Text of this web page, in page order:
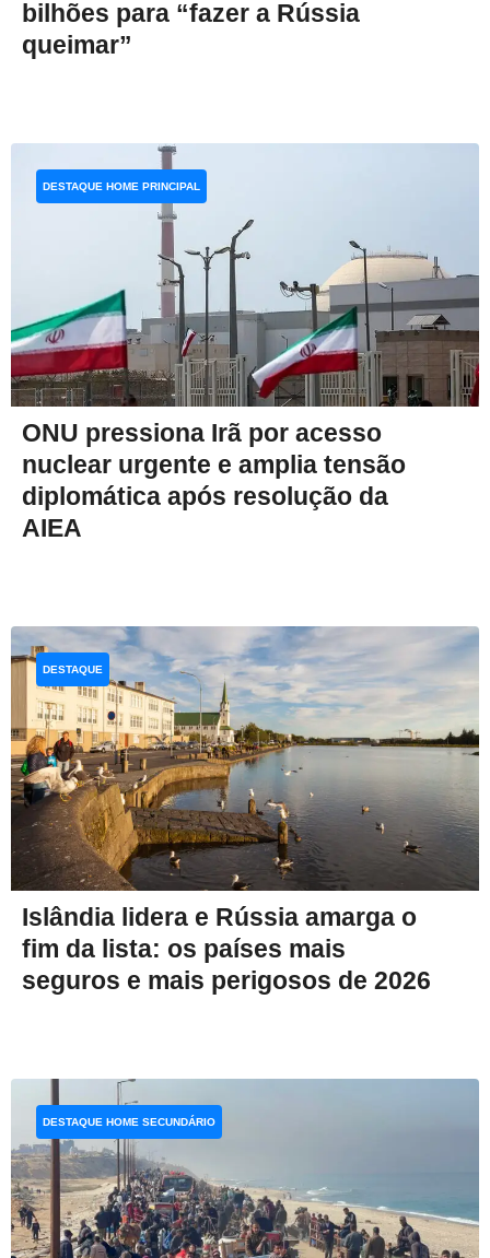
bilhões para “fazer a Rússia
queimar”
ONU pressiona Irã por acesso
nuclear urgente e amplia tensão
diplomática após resolução da
AIEA
DESTAQUE HOME PRINCIPAL
Islândia lidera e Rússia amarga o
fim da lista: os países mais
seguros e mais perigosos de 2026
DESTAQUE
DESTAQUE HOME SECUNDÁRIO